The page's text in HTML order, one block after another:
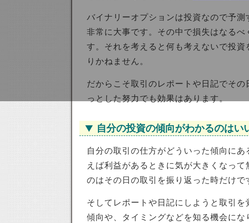
バイナリーオプションは投資なので予
非常に大事です。その中で損失はなる
す。それを考えると何も考えないで投
りかねません。
だからこそ取引のレポートや日記でそ
っとした努力でも効果はあります。
自分の投資の傾向がわかるのはい
自分の取引の仕方がどういった傾向に
えば利益があるときに気が大きくなっ
のはその日の取引を振り返った時だけで
そしてレポートや日記にしようと取引
傾向や、タイミングなどを知る機会にな